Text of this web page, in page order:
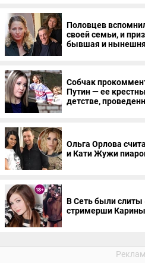
Половцев
своей семьи, и
бывшая и
Собчак
Путин — ее
детстве,
Ольга Орлова
и Кати Жужи
В Сеть были слиты
стримерши Карины